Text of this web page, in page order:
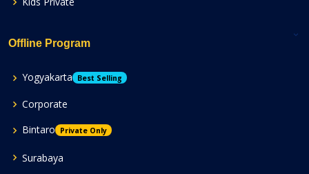
Offline Program
Yogyakarta Best Selling
Corporate
Bintaro
Private Only
Surabaya